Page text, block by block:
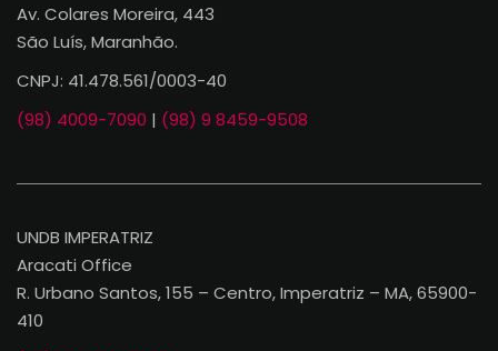
Av. Colares Moreira, 443
São Luís, Maranhão.
CNPJ: 41.478.561/0003-40
(98) 4009-7090 | (98) 9 8459-9508
UNDB IMPERATRIZ
Aracati Office
R. Urbano Santos, 155 – Centro, Imperatriz – MA, 65900-
410